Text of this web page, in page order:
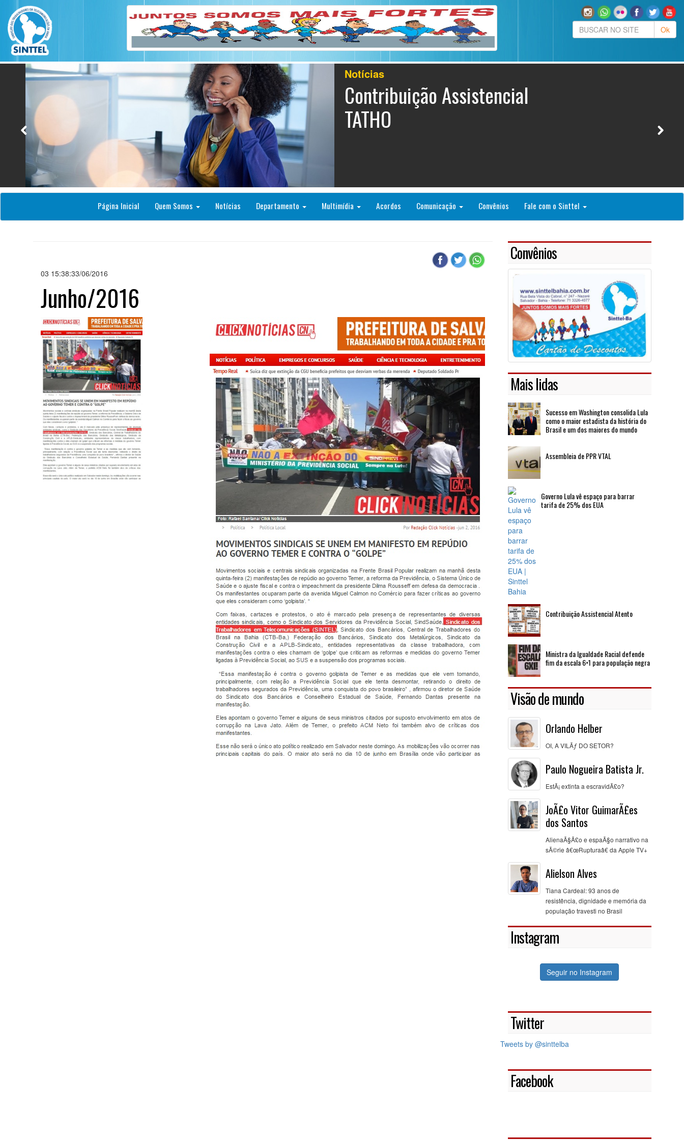
Notícias
Contribuição Assistencial
TATHO
Página Inicial Quem Somos Notícias Departamento Multimídia Acordos Comunicação Convênios Fale com o Sinttel
03 15:38:33/06/2016
Junho/2016
Convênios
Mais lidas
Sucesso em Washington consolida Lula
como o maior estadista da história do
Brasil e um dos maiores do mundo
Assembleia de PPR VTAL
Governo Lula vê espaço para barrar
tarifa de 25% dos EUA
Contribuição Assistencial Atento
Ministra da Igualdade Racial defende
fim da escala 6×1 para população negra
Visão de mundo
Orlando Helber
OI, A VILÃƒ DO SETOR?
Paulo Nogueira Batista Jr.
EstÃ¡ extinta a escravidÃ£o?
JoÃ£o Vitor GuimarÃ£es
dos Santos
AlienaÃ§Ã£o e espaÃ§o narrativo na
sÃ©rie â€œRupturaâ€ da Apple TV+
Alielson Alves
Tiana Cardeal: 93 anos de
resistência, dignidade e memória da
população travesti no Brasil
Instagram
Seguir no Instagram
Twitter
Tweets by @sinttelba
Facebook